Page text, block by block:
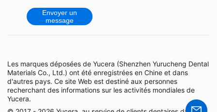
Envoyer un
message
Les marques déposées de Yucera (Shenzhen Yurucheng Dental
Materials Co., Ltd.) ont été enregistrées en Chine et dans
d'autres pays. Ce site Web est destiné aux personnes
recherchant des informations sur les activités mondiales de
Yucera.